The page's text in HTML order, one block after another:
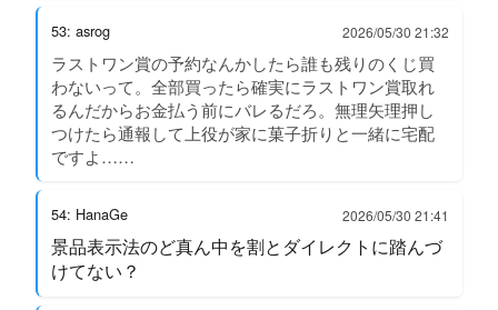
53: asrog 2026/05/30 21:32
ラストワン賞の予約なんかしたら誰も残りのくじ買
わないって。全部買ったら確実にラストワン賞取れ
るんだからお金払う前にバレるだろ。無理矢理押し
つけたら通報して上役が家に菓子折りと一緒に宅配
ですよ……
54: HanaGe 2026/05/30 21:41
景品表示法のど真ん中を割とダイレクトに踏んづ
けてない？